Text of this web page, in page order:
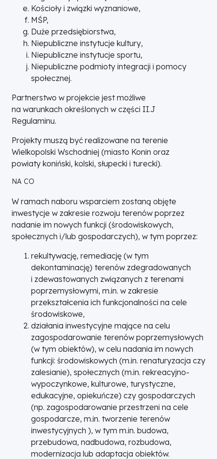
Kościoły i związki wyznaniowe,
MŚP,
Duże przedsiębiorstwa,
Niepubliczne instytucje kultury,
Niepubliczne instytucje sportu,
Niepubliczne podmioty integracji i pomocy
społecznej.
Partnerstwo w projekcie jest możliwe
na warunkach określonych w części II.J
Regulaminu.
Projekty muszą być realizowane na terenie
Wielkopolski Wschodniej (miasto Konin oraz
powiaty koniński, kolski, słupecki i turecki).
NA CO
W ramach naboru wsparciem zostaną objęte
inwestycje w zakresie rozwoju terenów poprzez
nadanie im nowych funkcji (środowiskowych,
społecznych i/lub gospodarczych), w tym poprzez:
rekultywację, remediację (w tym
dekontaminację) terenów zdegradowanych
i zdewastowanych związanych z terenami
poprzemysłowymi, m.in. w zakresie
przekształcenia ich funkcjonalności na cele
środowiskowe,
działania inwestycyjne mające na celu
zagospodarowanie terenów poprzemysłowych
(w tym obiektów), w celu nadania im nowych
funkcji: środowiskowych (m.in. renaturyzacja czy
zalesianie), społecznych (m.in. rekreacyjno-
wypoczynkowe, kulturowe, turystyczne,
edukacyjne, opiekuńcze) czy gospodarczych
(np. zagospodarowanie przestrzeni na cele
gospodarcze, m.in. tworzenie terenów
inwestycyjnych ), w tym m.in. budowa,
przebudowa, nadbudowa, rozbudowa,
modernizacja lub adaptacja obiektów.